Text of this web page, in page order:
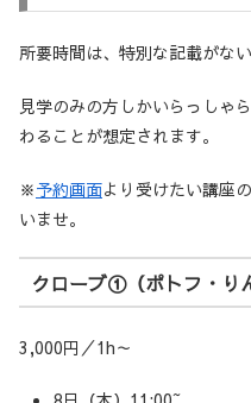
所要時間は、特別な記載がな
見学のみの方しかいらっしゃ
わることが想定されます。
※予約画面より受けたい講座
いませ。
クローブ①（ポトフ・り
3,000円／1h～